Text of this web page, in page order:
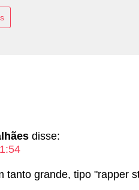
disse:
tanto grande, tipo "rapper